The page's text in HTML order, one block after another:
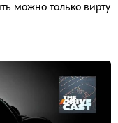
можно только вирту